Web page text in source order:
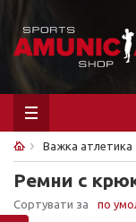
Важка атлетика
Ремни с
Сортувати за по